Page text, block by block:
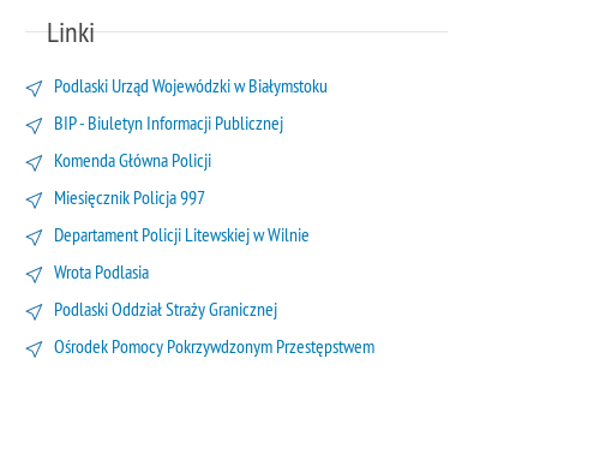
Linki
Podlaski Urząd Wojewódzki w Białymstoku
BIP - Biuletyn Informacji Publicznej
Komenda Główna Policji
Miesięcznik Policja 997
Departament Policji Litewskiej w Wilnie
Wrota Podlasia
Podlaski Oddział Straży Granicznej
Ośrodek Pomocy Pokrzywdzonym Przestępstwem